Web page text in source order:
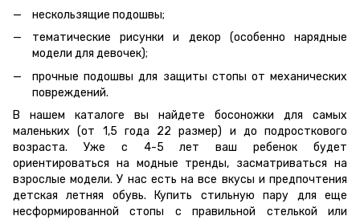
нескользящие подошвы;
тематические рисунки и декор (особенно нарядные
модели для девочек);
прочные подошвы для защиты стопы от механических
повреждений.
В нашем каталоге вы найдете босоножки для самых
маленьких (от 1,5 года 22 размер) и до подросткового
возраста. Уже с 4-5 лет ваш ребенок будет
ориентироваться на модные тренды, засматриваться на
взрослые модели. У нас есть на все вкусы и предпочтения
детская летняя обувь. Купить стильную пару для еще
несформированной стопы с правильной стелькой или